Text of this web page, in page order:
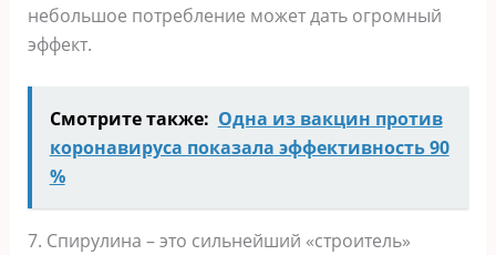
небольшое потребление может дать огромный
эффект.
Смотрите также: Одна из вакцин против
коронавируса показала эффективность 90
%
7. Спирулина – это сильнейший «строитель»